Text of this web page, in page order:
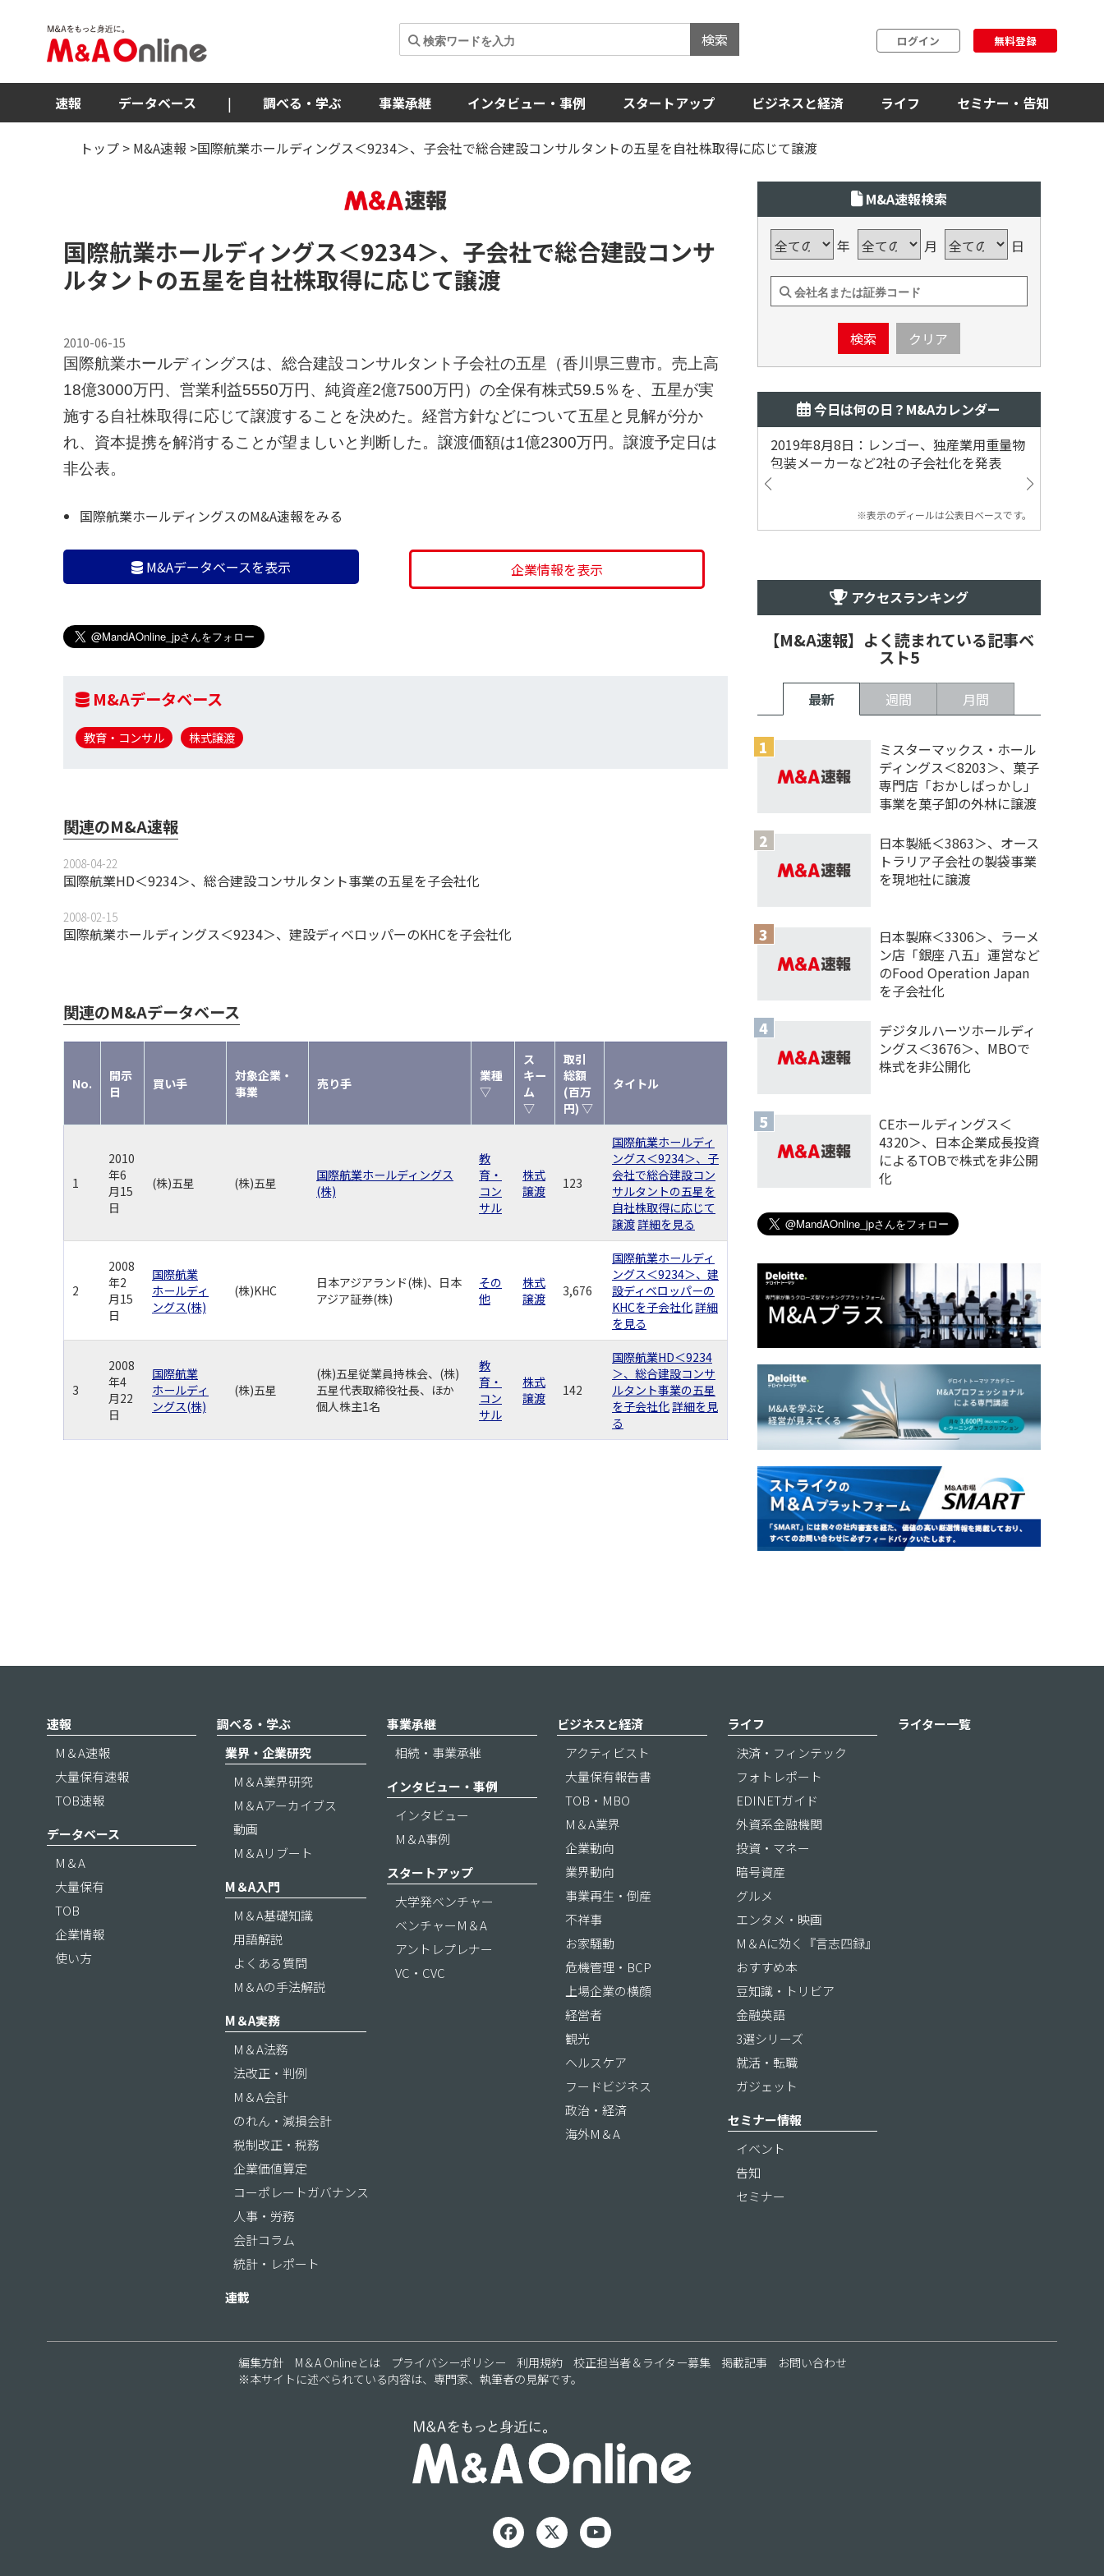
検索 ログイン 無料登録
速報 データベース | 調べる・学ぶ 事業承継 インタビュー・事例 スタートアップ ビジネスと経済 ライフ セミナー・告知
トップ > M&A速報 >国際航業ホールディングス＜9234＞、子会社で総合建設コンサルタントの五星を自社株取得に応じて譲渡
国際航業ホールディングス＜9234＞、子会社で総合建設コンサ
ルタントの五星を自社株取得に応じて譲渡
2010-06-15
国際航業ホールディングスは、総合建設コンサルタント子会社の五星（香川県三豊市。売上高
18億3000万円、営業利益5550万円、純資産2億7500万円）の全保有株式59.5％を、五星が実
施する自社株取得に応じて譲渡することを決めた。経営方針などについて五星と見解が分か
れ、資本提携を解消することが望ましいと判断した。譲渡価額は1億2300万円。譲渡予定日は
非公表。
国際航業ホールディングスのM&A速報をみる
M&Aデータベースを表示 企業情報を表示
M&Aデータベース
教育・コンサル 株式譲渡
関連のM&A速報
2008-04-22
国際航業HD＜9234＞、総合建設コンサルタント事業の五星を子会社化
2008-02-15
国際航業ホールディングス＜9234＞、建設ディベロッパーのKHCを子会社化
関連のM&Aデータベース
No.
開示
日
買い手
対象企業・
事業
売り手
業種
▽
ス
キー
ム
▽
取引
総額
(百万
円) ▽
タイトル
1
2010
年6
月15
日
(株)五星 (株)五星
国際航業ホールディングス
(株)
教
育・
コン
サル
株式
譲渡
123
国際航業ホールディ
ングス＜9234＞、子
会社で総合建設コン
サルタントの五星を
自社株取得に応じて
譲渡詳細を見る
2
2008
年2
月15
日
国際航業
ホールディ
ングス(株)
(株)KHC
日本アジアランド(株)、日本
アジア証券(株)
その
他
株式
譲渡
3,676
国際航業ホールディ
ングス＜9234＞、建
設ディベロッパーの
KHCを子会社化詳細
を見る
3
2008
年4
月22
日
国際航業
ホールディ
ングス(株)
(株)五星
(株)五星従業員持株会、(株)
五星代表取締役社長、ほか
個人株主1名
教
育・
コン
サル
株式
譲渡
142
国際航業HD＜9234
＞、総合建設コンサ
ルタント事業の五星
を子会社化詳細を見
る
M&A速報検索
年 月 日
検索 クリア
今日は何の日？M&Aカレンダー
2019年8月8日：レンゴー、独産業用重量物
包装メーカーなど2社の子会社化を発表
※表示のディールは公表日ベースです。
アクセスランキング
【M&A速報】よく読まれている記事ベ
スト5
最新 週間 月間
ミスターマックス・ホール
ディングス＜8203＞、菓子
専門店「おかしばっかし」
事業を菓子卸の外林に譲渡
日本製紙＜3863＞、オース
トラリア子会社の製袋事業
を現地社に譲渡
日本製麻＜3306＞、ラーメ
ン店「銀座 八五」運営など
のFood Operation Japan
を子会社化
デジタルハーツホールディ
ングス＜3676＞、MBOで
株式を非公開化
CEホールディングス＜
4320＞、日本企業成長投資
によるTOBで株式を非公開
化
速報
M＆A速報
大量保有速報
TOB速報
データベース
M＆A
大量保有
TOB
企業情報
使い方
調べる・学ぶ
業界・企業研究
M＆A業界研究
M＆Aアーカイブス
動画
M＆Aリブート
M＆A入門
M＆A基礎知識
用語解説
よくある質問
M＆Aの手法解説
M＆A実務
M＆A法務
法改正・判例
M＆A会計
のれん・減損会計
税制改正・税務
企業価値算定
コーポレートガバナンス
人事・労務
会計コラム
統計・レポート
連載
事業承継
相続・事業承継
インタビュー・事例
インタビュー
M＆A事例
スタートアップ
大学発ベンチャー
ベンチャーM＆A
アントレプレナー
VC・CVC
ビジネスと経済
アクティビスト
大量保有報告書
TOB・MBO
M＆A業界
企業動向
業界動向
事業再生・倒産
不祥事
お家騒動
危機管理・BCP
上場企業の横顔
経営者
観光
ヘルスケア
フードビジネス
政治・経済
海外M＆A
ライフ
決済・フィンテック
フォトレポート
EDINETガイド
外資系金融機関
投資・マネー
暗号資産
グルメ
エンタメ・映画
M＆Aに効く『言志四録』
おすすめ本
豆知識・トリビア
金融英語
3選シリーズ
就活・転職
ガジェット
セミナー情報
イベント
告知
セミナー
ライター一覧
編集方針 M＆A Onlineとは プライバシーポリシー 利用規約 校正担当者＆ライター募集 掲載記事
お問い合わせ
※本サイトに述べられている内容は、専門家、執筆者の見解です。